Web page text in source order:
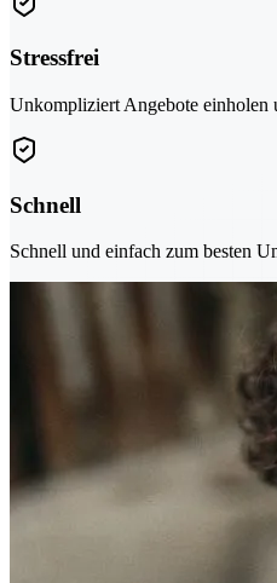
Stressfrei
Unkompliziert Angebote einholen
Schnell
Schnell und einfach zum besten